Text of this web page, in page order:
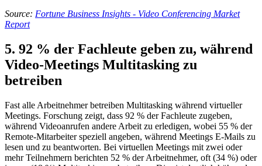
Source: Fortune Business Insights - Video Conferencing Market
Report
5. 92 % der Fachleute geben zu, während
Video-Meetings Multitasking zu
betreiben
Fast alle Arbeitnehmer betreiben Multitasking während virtueller
Meetings. Forschung zeigt, dass 92 % der Fachleute zugeben,
während Videoanrufen andere Arbeit zu erledigen, wobei 55 % der
Remote-Mitarbeiter speziell angeben, während Meetings E-Mails zu
lesen und zu beantworten. Bei virtuellen Meetings mit zwei oder
mehr Teilnehmern berichten 52 % der Arbeitnehmer, oft (34 %) oder